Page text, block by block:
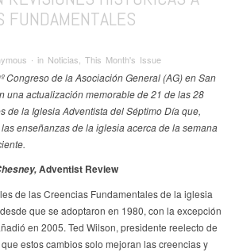
FUNDAMENTALES
∙ in Noticias, This Month's Issue
Congreso de la Asociación General (AG) en San
una actualización memorable de 21 de las 28
de la Iglesia Adventista del Séptimo Día que,
enseñanzas de la iglesia acerca de la semana
Adventist Review
de las Creencias Fundamentales de la iglesia
que se adoptaron en 1980, con la excepción
en 2005. Ted Wilson, presidente reelecto de
estos cambios solo mejoran las creencias y